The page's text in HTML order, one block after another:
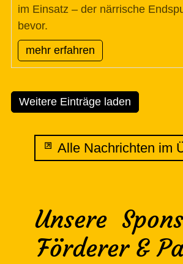
im Einsatz – der närrische
bevor.
mehr erfahren
Weitere Einträge laden
Alle Nachrichten im
Unsere
Förderer &